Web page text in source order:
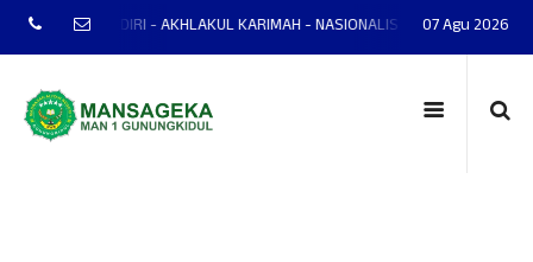
- MANDIRI - AKHLAKUL KARIMAH - NASIONALIS - TERAMPIL - ADAPTIF -
07 Agu 2026